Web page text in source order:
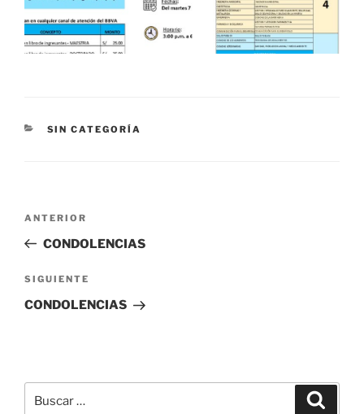
CATEGORÍAS
SIN CATEGORÍA
Navegación
entradas
Entrada
anterior:
ANTERIOR
CONDOLENCIAS
Siguiente
entrada
SIGUIENTE
CONDOLENCIAS
por: